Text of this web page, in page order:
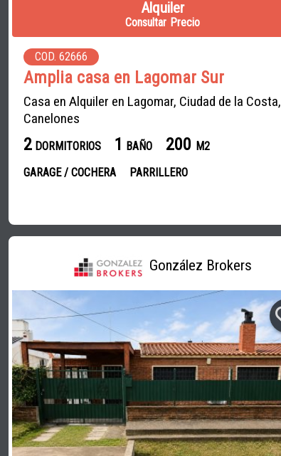
Alquiler
Consultar Precio
COD. 62666
Amplia casa en Lagomar Sur
Casa en Alquiler en Lagomar, Ciudad de la Costa,
Canelones
2 DORMITORIOS 1 BAÑO 200 M2
GARAGE / COCHERA
PARRILLERO
González Brokers